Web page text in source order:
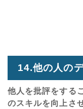
14.他の人の
他人を批評をする
のスキルを向上さ